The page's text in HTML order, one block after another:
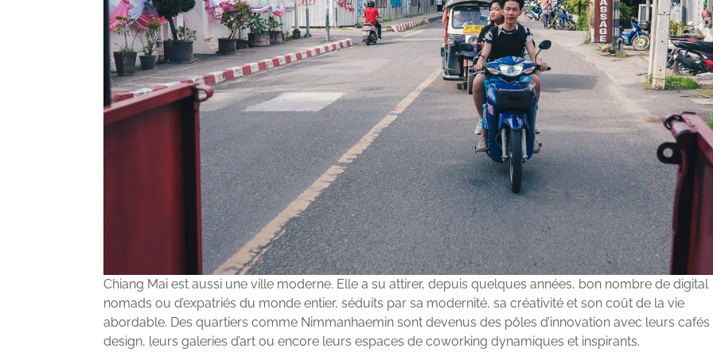
Chiang Mai est aussi une ville moderne. Elle a su attirer, depuis quelques années, bon nombre de digital
nomads ou d’expatriés du monde entier, séduits par sa modernité, sa créativité et son coût de la vie
abordable. Des quartiers comme Nimmanhaemin sont devenus des pôles d’innovation avec leurs cafés
design, leurs galeries d’art ou encore leurs espaces de coworking dynamiques et inspirants.